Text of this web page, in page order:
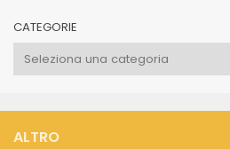
CATEGORIE
Categorie
ALTRO